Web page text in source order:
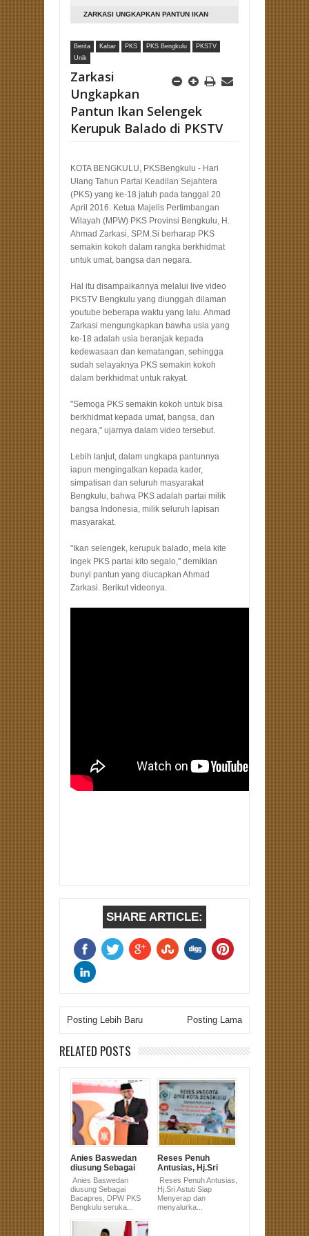
ZARKASI UNGKAPKAN PANTUN IKAN
Berita Kabar PKS PKS Bengkulu
PKSTV
Unik
Zarkasi
Ungkapkan
Pantun Ikan Selengek
Kerupuk Balado di PKSTV
KOTA BENGKULU, PKSBengkulu - Hari
Ulang Tahun Partai Keadilan Sejahtera
(PKS) yang ke-18 jatuh pada tanggal 20
April 2016. Ketua Majelis Pertimbangan
Wilayah (MPW) PKS Provinsi Bengkulu, H.
Ahmad Zarkasi, SP.M.Si berharap PKS
semakin kokoh dalam rangka berkhidmat
untuk umat, bangsa dan negara.
Hal itu disampaikannya melalui live video
PKSTV Bengkulu yang diunggah dilaman
youtube beberapa waktu yang lalu. Ahmad
Zarkasi mengungkapkan bawha usia yang
ke-18 adalah usia beranjak kepada
kedewasaan dan kematangan, sehingga
sudah selayaknya PKS semakin kokoh
dalam berkhidmat untuk rakyat.
"Semoga PKS semakin kokoh untuk bisa
berkhidmat kepada umat, bangsa, dan
negara," ujarnya dalam video tersebut.
Lebih lanjut, dalam ungkapa pantunnya
iapun mengingatkan kepada kader,
simpatisan dan seluruh masyarakat
Bengkulu, bahwa PKS adalah partai milik
bangsa Indonesia, milik seluruh lapisan
masyarakat.
"Ikan selengek, kerupuk balado, mela kite
ingek PKS partai kito segalo," demikian
bunyi pantun yang diucapkan Ahmad
Zarkasi. Berikut videonya.
SHARE ARTICLE:
Posting Lebih Baru Posting Lama
RELATED POSTS
Anies Baswedan
diusung Sebagai
Bacapres, DPW
PKS Bengkulu
serukan All Out.
Anies Baswedan
diusung Sebagai
Bacapres, DPW PKS
Bengkulu seruka...
Reses Penuh
Antusias, Hj.Sri
Astuti Siap
Menyerap dan
menyalurkan
aspirasi
Reses Penuh Antusias,
Hj.Sri Astuti Siap
Menyerap dan
menyalurka...